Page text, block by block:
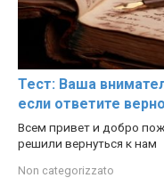
Тест: Ваша
если ответите
Всем привет и добро
решили вернуться к нам
Non categorizzato